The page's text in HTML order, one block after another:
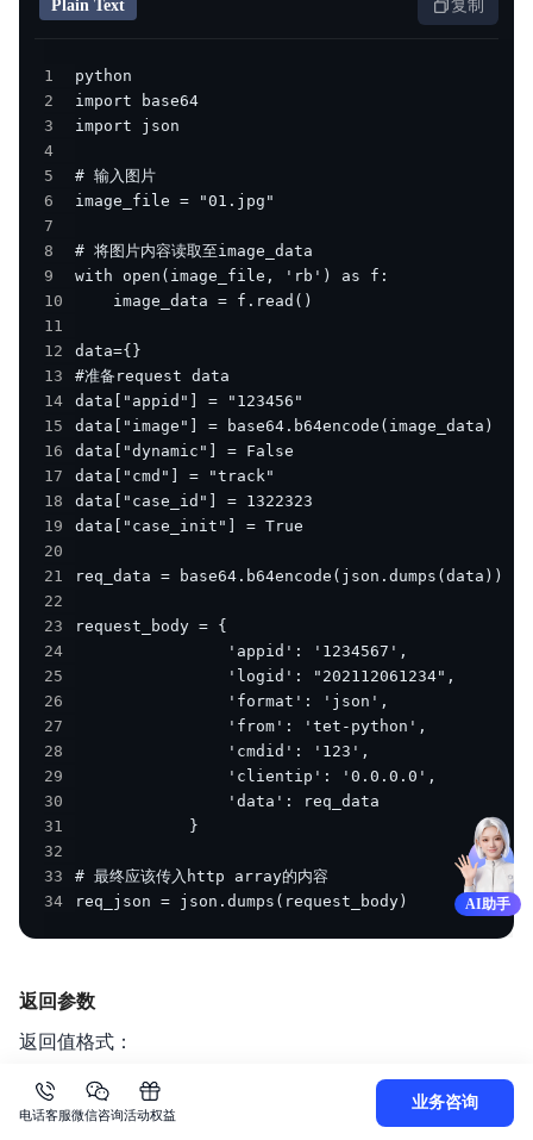
Plain Text 复制
1
2
3
4
5
6
7
8
9
10
11
12
13
14
15
16
17
18
19
20
21
22
23
24
25
26
27
28
29
30
31
32
33
34
req_json = json.dumps(request_body)
返回参数
返回值格式：
参数 类型
AI助手
电话客服微信咨询活动权益
业务咨询